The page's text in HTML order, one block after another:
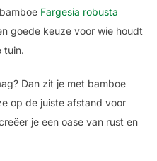
Fargesia robusta
goede keuze voor wie houdt
tuin.
Dan zit je met bamboe
op de juiste afstand voor
je een oase van rust en